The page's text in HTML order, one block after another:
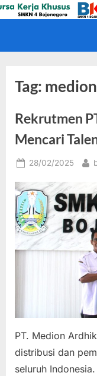
Skip
Tag: medion
Rekrutmen
Mencari
Posted
28/02/2025
PT. Medion
distribusi dan
seluruh